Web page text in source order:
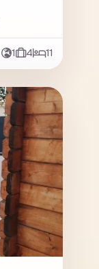
1 4 11